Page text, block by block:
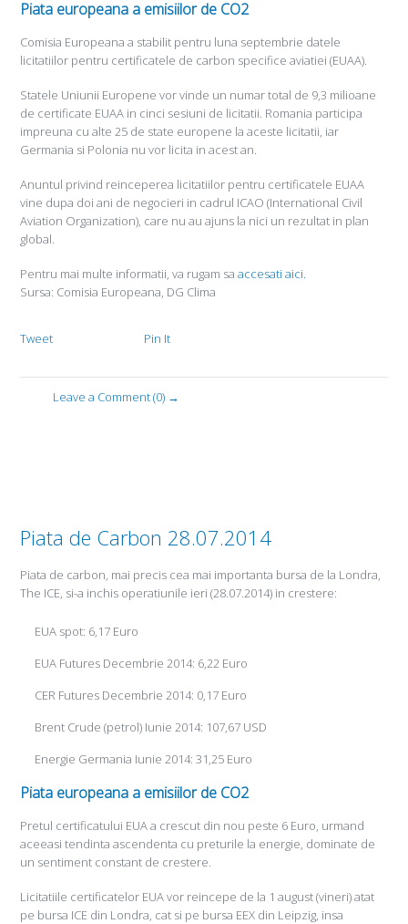
Piata europeana a emisiilor de CO2
Comisia Europeana a stabilit pentru luna septembrie datele
licitatiilor pentru certificatele de carbon specifice aviatiei (EUAA).
Statele Uniunii Europene vor vinde un numar total de 9,3 milioane
de certificate EUAA in cinci sesiuni de licitatii. Romania participa
impreuna cu alte 25 de state europene la aceste licitatii, iar
Germania si Polonia nu vor licita in acest an.
Anuntul privind reinceperea licitatiilor pentru certificatele EUAA
vine dupa doi ani de negocieri in cadrul ICAO (International Civil
Aviation Organization), care nu au ajuns la nici un rezultat in plan
global.
Pentru mai multe informatii, va rugam saaccesati aici.
Sursa: Comisia Europeana, DG Clima
Tweet Pin It
Leave a Comment (0) →
Piata de Carbon 28.07.2014
Piata de carbon, mai precis cea mai importanta bursa de la Londra,
The ICE, si-a inchis operatiunile ieri (28.07.2014) in crestere:
EUA spot: 6,17 Euro
EUA Futures Decembrie 2014: 6,22 Euro
CER Futures Decembrie 2014: 0,17 Euro
Brent Crude (petrol) Iunie 2014: 107,67 USD
Energie Germania Iunie 2014: 31,25 Euro
Piata europeana a emisiilor de CO2
Pretul certificatului EUA a crescut din nou peste 6 Euro, urmand
aceeasi tendinta ascendenta cu preturile la energie, dominate de
un sentiment constant de crestere.
Licitatiile certificatelor EUA vor reincepe de la 1 august (vineri) atat
pe bursa ICE din Londra, cat si pe bursa EEX din Leipzig, insa